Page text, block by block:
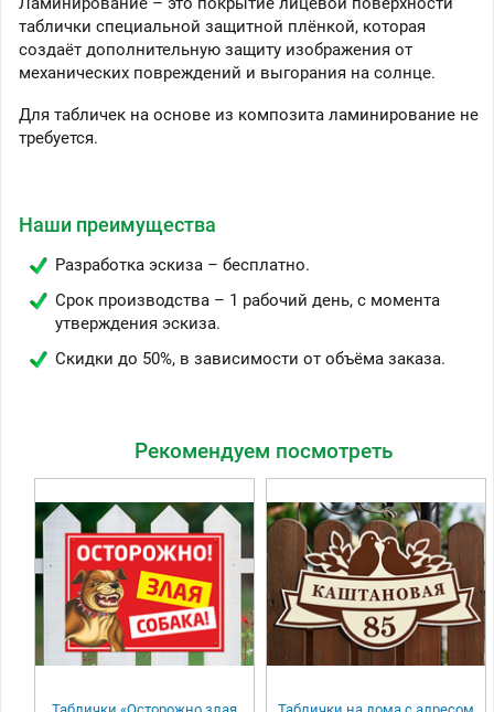
таблички специальной защитной плёнкой, которая
создаёт дополнительную защиту изображения от
механических повреждений и выгорания на солнце.
Для табличек на основе из композита ламинирование не
требуется.
Наши преимущества
Разработка эскиза – бесплатно.
Срок производства – 1 рабочий день, с момента
утверждения эскиза.
Скидки до 50%, в зависимости от объёма заказа.
Рекомендуем посмотреть